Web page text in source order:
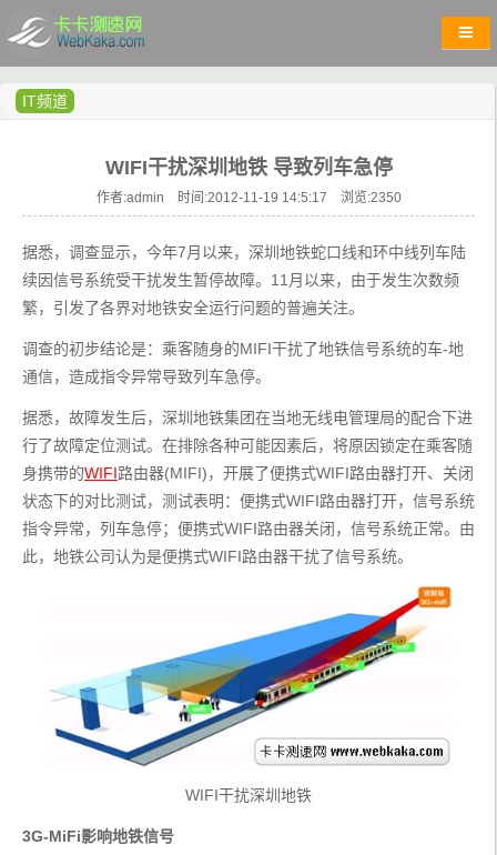
IT频道
WIFI干扰深圳地铁 导致列车急停
作者:admin 时间:2012-11-19 14:5:17 浏览:2350
据悉，调查显示，今年7月以来，深圳地铁蛇口线和环中线列车陆
续因信号系统受干扰发生暂停故障。11月以来，由于发生次数频
繁，引发了各界对地铁安全运行问题的普遍关注。
调查的初步结论是：乘客随身的MIFI干扰了地铁信号系统的车-地
通信，造成指令异常导致列车急停。
据悉，故障发生后，深圳地铁集团在当地无线电管理局的配合下进
行了故障定位测试。在排除各种可能因素后，将原因锁定在乘客随
身携带的WIFI路由器(MIFI)，开展了便携式WIFI路由器打开、关闭
状态下的对比测试，测试表明：便携式WIFI路由器打开，信号系统
指令异常，列车急停；便携式WIFI路由器关闭，信号系统正常。由
此，地铁公司认为是便携式WIFI路由器干扰了信号系统。
WIFI干扰深圳地铁
3G-MiFi影响地铁信号